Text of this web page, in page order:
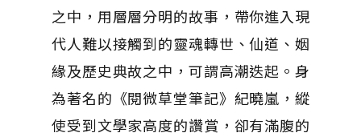
之中，用層層分明的故事，帶你進入現
代人難以接觸到的靈魂轉世、仙道、姻
緣及歷史典故之中，可謂高潮迭起。身
為著名的《閱微草堂筆記》紀曉嵐，縱
使受到文學家高度的讚賞，卻有滿腹的